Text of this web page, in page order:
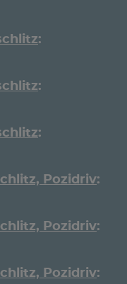
Pozidriv
Pozidriv
Pozidriv